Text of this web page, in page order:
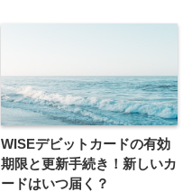
WISEデビットカードの有効
期限と更新手続き！新しいカ
ードはいつ届く？